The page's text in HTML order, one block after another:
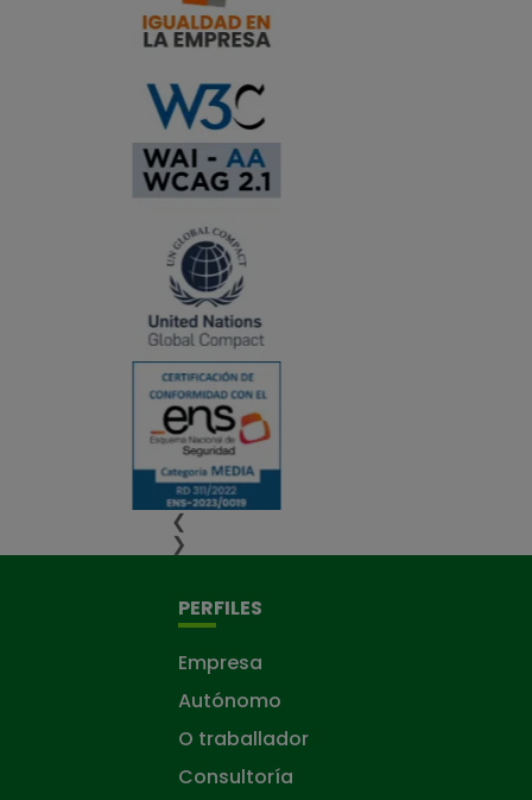
❮
❯
PERFILES
Empresa
Autónomo
O traballador
Consultoría